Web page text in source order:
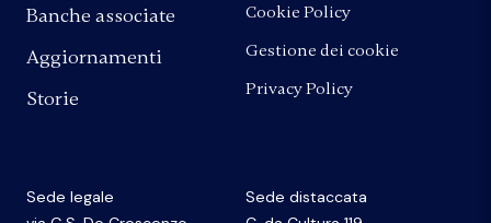
Sede legale
Sede distaccata
Banche associate
Aggiornamenti
Storie
Cookie Policy
Gestione dei cookie
Privacy Policy